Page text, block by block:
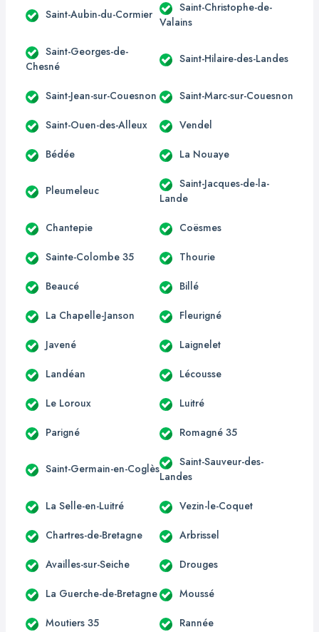
Saint-Aubin-du-Cormier
Saint-Christophe-de-
Valains
Saint-Georges-de-
Chesné
Saint-Hilaire-des-Landes
Saint-Jean-sur-Couesnon Saint-Marc-sur-Couesnon
Saint-Ouen-des-Alleux Vendel
Bédée La Nouaye
Pleumeleuc
Saint-Jacques-de-la-
Lande
Chantepie Coësmes
Sainte-Colombe 35 Thourie
Beaucé Billé
La Chapelle-Janson Fleurigné
Javené Laignelet
Landéan Lécousse
Le Loroux Luitré
Parigné Romagné 35
Saint-Germain-en-Coglès
Saint-Sauveur-des-
Landes
La Selle-en-Luitré Vezin-le-Coquet
Chartres-de-Bretagne Arbrissel
Availles-sur-Seiche Drouges
La Guerche-de-Bretagne Moussé
Moutiers 35 Rannée